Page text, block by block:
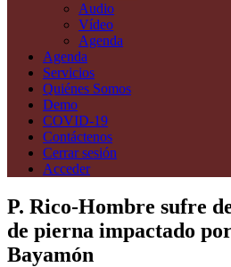
Audio
Vídeo
Agenda
Agenda
Servicios
Quiénes Somos
Demo
COVID-19
Contáctenos
Cerrar sesión
Acceder
P. Rico-Hombre sufre
de pierna impactado
Bayamón